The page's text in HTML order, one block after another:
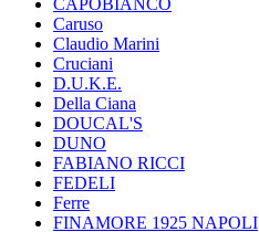
CAPOBIANCO
Caruso
Claudio Marini
Cruciani
D.U.K.E.
Della Ciana
DOUCAL'S
DUNO
FABIANO RICCI
FEDELI
Ferre
FINAMORE 1925 NAPOLI